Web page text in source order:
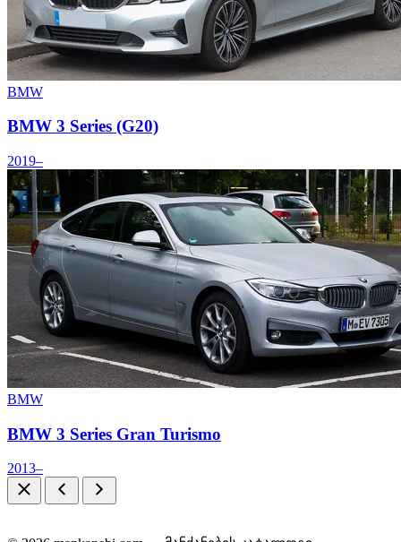
BMW
BMW 3 Series (G20)
2019–
BMW
BMW 3 Series Gran Turismo
2013–